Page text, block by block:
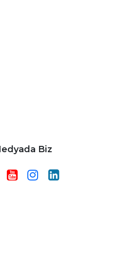
Biz